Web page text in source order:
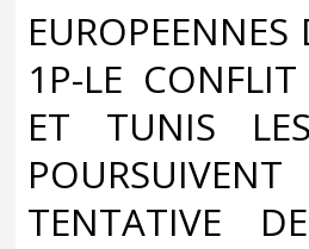
EUROPEENNES
1P-LE
ET TUNIS
TENTATIVE